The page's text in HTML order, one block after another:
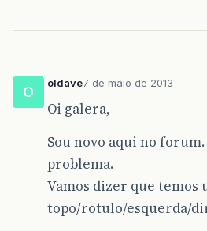
O
oldave7 de maio de 2013
Oi galera,
Sou novo aqui no
problema.
Vamos dizer que temos
topo/rotulo/esquerda/